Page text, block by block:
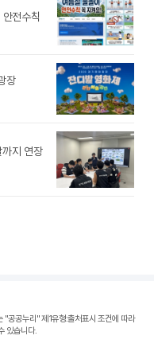
전수칙
장
지 연장
"공공누리"제1유형:출처표시 조건에 따라
있습니다.